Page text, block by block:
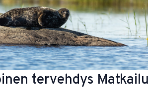
tervehdys